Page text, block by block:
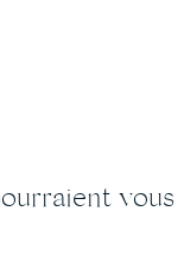
vous